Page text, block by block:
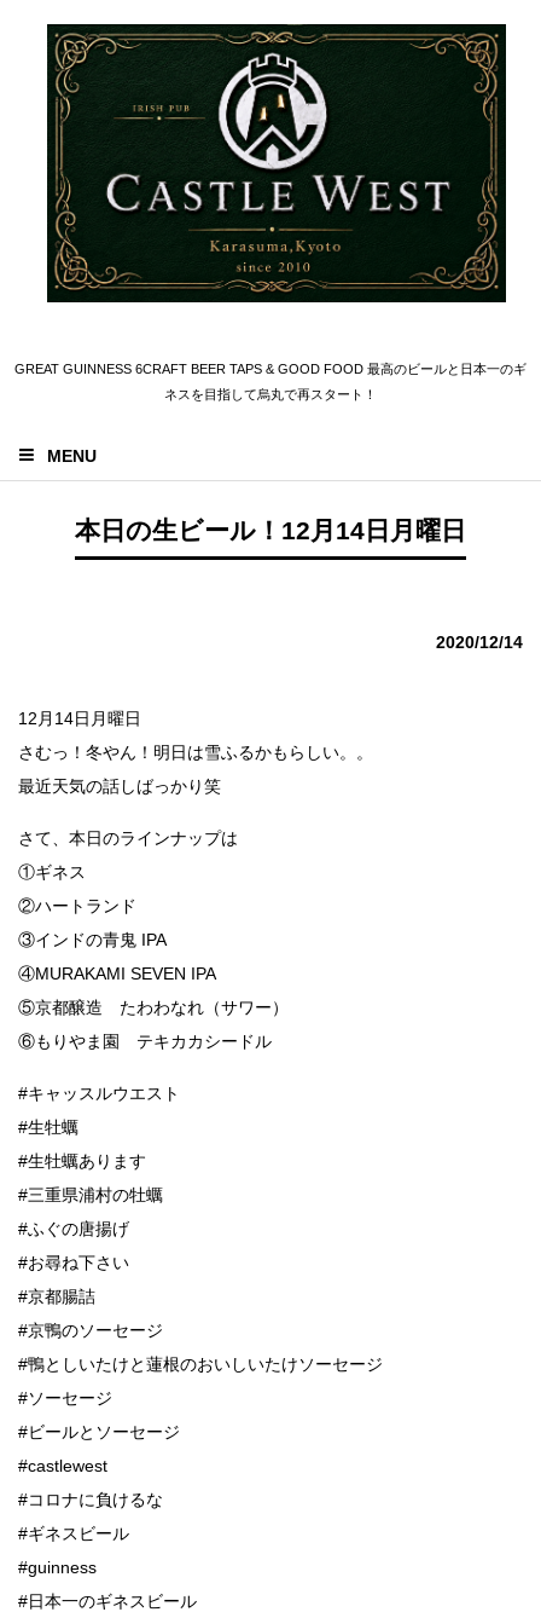
GREAT GUINNESS 6CRAFT BEER TAPS & GOOD FOOD 最高のビールと日本一のギ
ネスを目指して烏丸で再スタート！
MENU
本日の生ビール！12月14日月曜日
2020/12/14
12月14日月曜日
さむっ！冬やん！明日は雪ふるかもらしい。。
最近天気の話しばっかり笑
さて、本日のラインナップは
①ギネス
②ハートランド
③インドの青鬼 IPA
④MURAKAMI SEVEN IPA
⑤京都醸造 たわわなれ（サワー）
⑥もりやま園 テキカカシードル
#キャッスルウエスト
#生牡蠣
#生牡蠣あります
#三重県浦村の牡蠣
#ふぐの唐揚げ
#お尋ね下さい
#京都腸詰
#京鴨のソーセージ
#鴨としいたけと蓮根のおいしいたけソーセージ
#ソーセージ
#ビールとソーセージ
#castlewest
#コロナに負けるな
#ギネスビール
#guinness
#日本一のギネスビール